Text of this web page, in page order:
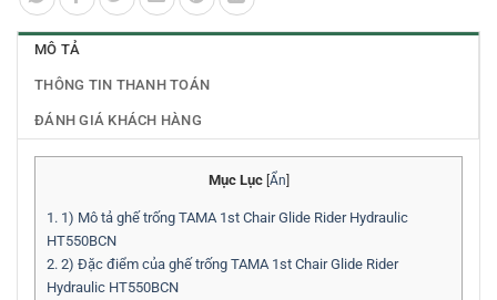
MÔ TẢ
THÔNG TIN THANH TOÁN
ĐÁNH GIÁ KHÁCH HÀNG
Mục Lục [Ẩn]
1. 1) Mô tả ghế trống TAMA 1st Chair Glide Rider Hydraulic
HT550BCN
2. 2) Đặc điểm của ghế trống TAMA 1st Chair Glide Rider
Hydraulic HT550BCN